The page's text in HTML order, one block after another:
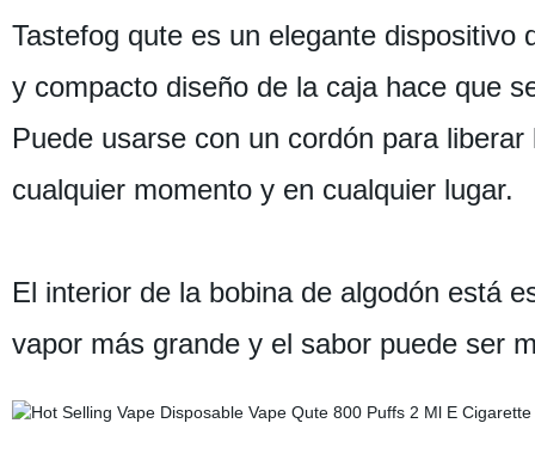
Tastefog qute es un elegante
y compacto diseño de la caja hace que
Puede usarse con un cordón para
cualquier momento y en cualquier lugar.
El interior de la bobina de algodón está
vapor más grande y el sabor puede ser